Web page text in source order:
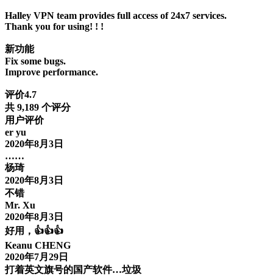
Halley VPN team provides full access of 24x7 services.
Thank you for using! ! !
新功能
Fix some bugs.
Improve performance.
评价4.7
共 9,189 个评分
用户评价
er yu
2020年8月3日
……
杨琦
2020年8月3日
不错
Mr. Xu
2020年8月3日
好用，👍👍👍
Keanu CHENG
2020年7月29日
打着英文旗号的国产软件…垃圾